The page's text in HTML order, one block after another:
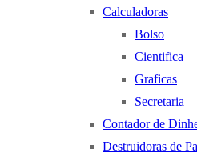
Calculadoras
Bolso
Cientifica
Graficas
Secretaria
Contador de
Destruidoras de